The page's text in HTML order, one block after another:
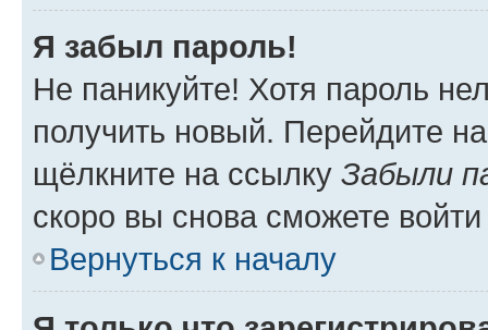
Я забыл пароль!
Не паникуйте! Хотя пароль
получить новый. Перейдите
щёлкните на ссылку Забыли
скоро вы снова сможете
Вернуться к началу